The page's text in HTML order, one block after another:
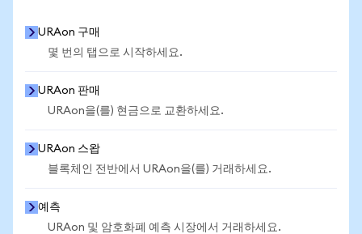
URAon 구매
몇 번의 탭으로 시작하세요.
URAon 판매
URAon을(를) 현금으로 교환하세요.
URAon 스왑
블록체인 전반에서 URAon을(를) 거래하세요.
예측
URAon 및 암호화폐 예측 시장에서 거래하세요.